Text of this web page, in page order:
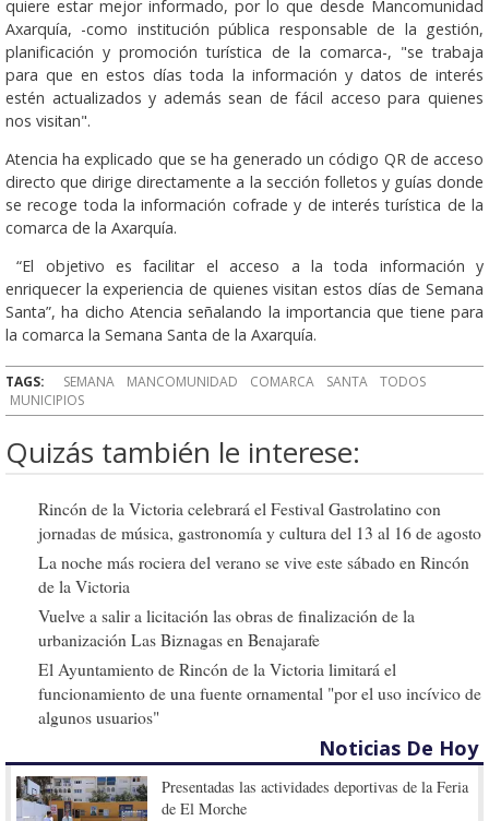
quiere estar mejor informado, por lo que desde Mancomunidad
Axarquía, -como institución pública responsable de la gestión,
planificación y promoción turística de la comarca-, "se trabaja
para que en estos días toda la información y datos de interés
estén actualizados y además sean de fácil acceso para quienes
nos visitan".
Atencia ha explicado que se ha generado un código QR de acceso
directo que dirige directamente a la sección folletos y guías donde
se recoge toda la información cofrade y de interés turística de la
comarca de la Axarquía.
“El objetivo es facilitar el acceso a la toda información y
enriquecer la experiencia de quienes visitan estos días de Semana
Santa”, ha dicho Atencia señalando la importancia que tiene para
la comarca la Semana Santa de la Axarquía.
TAGS: SEMANA MANCOMUNIDAD COMARCA SANTA
TODOS
MUNICIPIOS
Quizás también le interese:
Rincón de la Victoria celebrará el Festival Gastrolatino con
jornadas de música, gastronomía y cultura del 13 al 16 de agosto
La noche más rociera del verano se vive este sábado en Rincón
de la Victoria
Vuelve a salir a licitación las obras de finalización de la
urbanización Las Biznagas en Benajarafe
El Ayuntamiento de Rincón de la Victoria limitará el
funcionamiento de una fuente ornamental "por el uso incívico de
algunos usuarios"
Noticias De Hoy
Presentadas las actividades deportivas de la Feria
de El Morche